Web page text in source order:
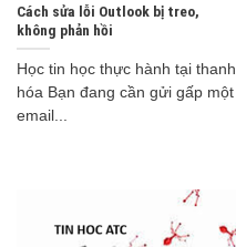
Cách sửa lỗi Outlook bị treo,
không phản hồi
Học tin học thực hành tại thanh
hóa Bạn đang cần gửi gấp một
email...